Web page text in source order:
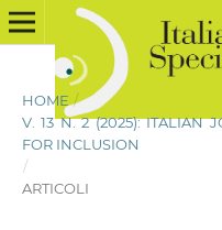
HOME /
V. 13 N. 2 (2025): ITALIAN
FOR INCLUSION
/
ARTICOLI